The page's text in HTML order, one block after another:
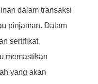
dalam transaksi
pinjaman. Dalam
sertifikat
memastikan
yang akan